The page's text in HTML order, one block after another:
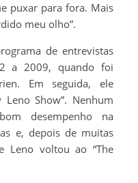
puxar para fora. Mais
meu olho”.
de entrevistas
a 2009, quando foi
Em seguida, ele
Leno Show”. Nenhum
desempenho na
e, depois de muitas
Leno voltou ao “The